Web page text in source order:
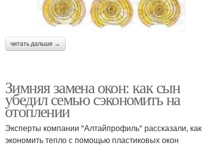
читать дальше →
Зимняя замена окон: как сын
убедил семью сэкономить на
отоплении
Эксперты компании "Алтайпрофиль" рассказали, как
экономить тепло с помощью пластиковых окон